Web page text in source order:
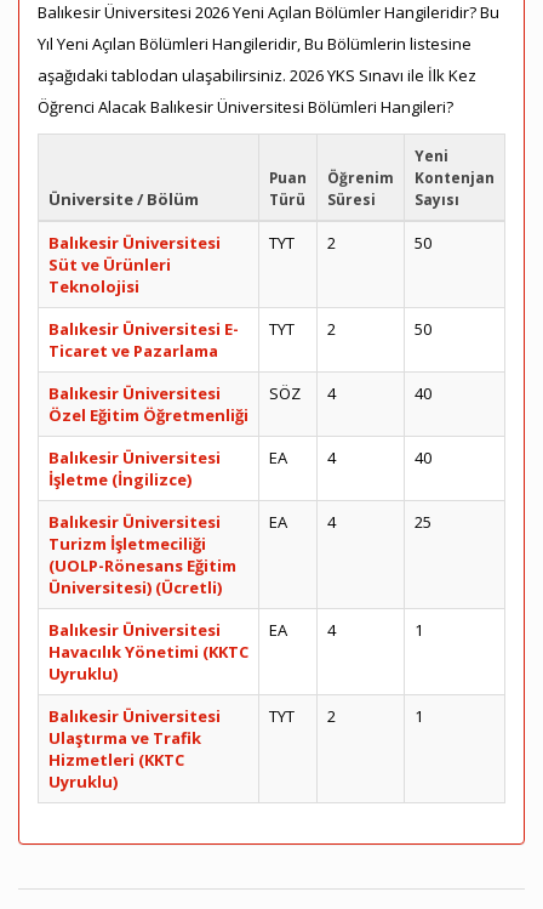
Balıkesir Üniversitesi 2026 Yeni Açılan Bölümler Hangileridir? Bu
Yıl Yeni Açılan Bölümleri Hangileridir, Bu Bölümlerin listesine
aşağıdaki tablodan ulaşabilirsiniz. 2026 YKS Sınavı ile İlk Kez
Öğrenci Alacak Balıkesir Üniversitesi Bölümleri Hangileri?
Üniversite / Bölüm
Puan
Türü
Öğrenim
Süresi
Yeni
Kontenjan
Sayısı
Balıkesir Üniversitesi
Süt ve Ürünleri
Teknolojisi
TYT 2 50
Balıkesir Üniversitesi E-
Ticaret ve Pazarlama
TYT 2 50
Balıkesir Üniversitesi
Özel Eğitim Öğretmenliği
SÖZ 4 40
Balıkesir Üniversitesi
İşletme (İngilizce)
EA 4 40
Balıkesir Üniversitesi
Turizm İşletmeciliği
(UOLP-Rönesans Eğitim
Üniversitesi) (Ücretli)
EA 4 25
Balıkesir Üniversitesi
Havacılık Yönetimi (KKTC
Uyruklu)
EA 4 1
Balıkesir Üniversitesi
Ulaştırma ve Trafik
Hizmetleri (KKTC
Uyruklu)
TYT 2 1